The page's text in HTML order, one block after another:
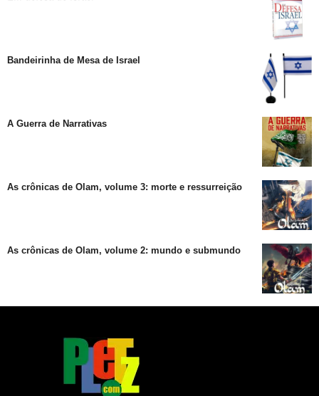
Bandeirinha de Mesa de Israel
A Guerra de Narrativas
As crônicas de Olam, volume 3: morte e ressurreição
As crônicas de Olam, volume 2: mundo e submundo